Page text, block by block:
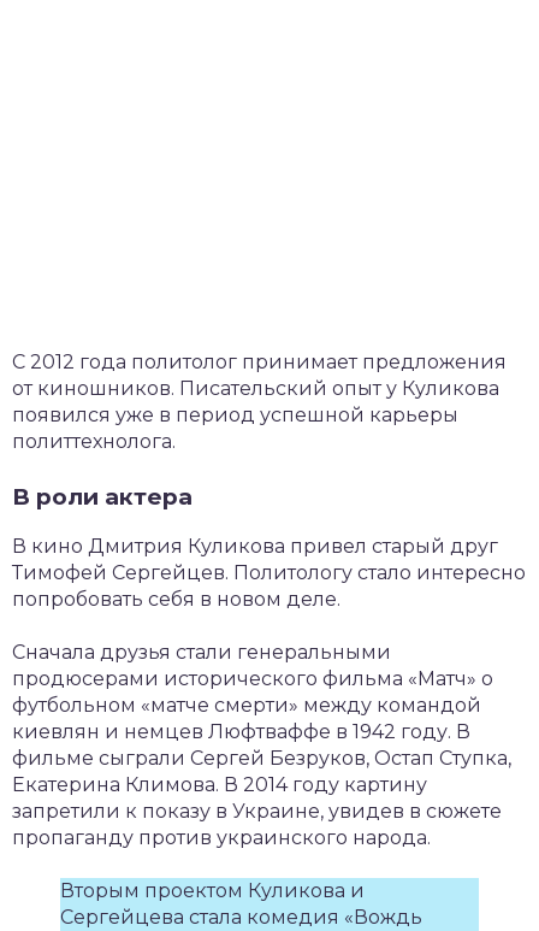
С 2012 года политолог принимает предложения
от киношников. Писательский опыт у Куликова
появился уже в период успешной карьеры
политтехнолога.
В роли актера
В кино Дмитрия Куликова привел старый друг
Тимофей Сергейцев. Политологу стало интересно
попробовать себя в новом деле.
Сначала друзья стали генеральными
продюсерами исторического фильма «Матч» о
футбольном «матче смерти» между командой
киевлян и немцев Люфтваффе в 1942 году. В
фильме сыграли Сергей Безруков, Остап Ступка,
Екатерина Климова. В 2014 году картину
запретили к показу в Украине, увидев в сюжете
пропаганду против украинского народа.
Вторым проектом Куликова и
Сергейцева стала комедия «Вождь